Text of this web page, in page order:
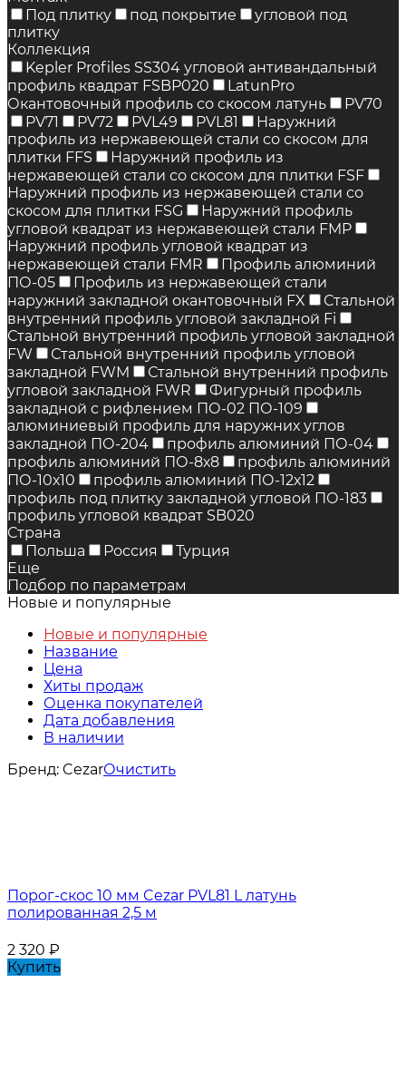
Под плитку
под покрытие
угловой под
плитку
Коллекция
Kepler Profiles SS304 угловой антивандальный
профиль квадрат FSBP020
LatunPro
Окантовочный профиль со скосом латунь
PV70
PV71
PV72 PVL49 PVL81
Наружний
профиль из нержавеющей стали со скосом для
плитки FFS
Наружний профиль из
нержавеющей стали со скосом для плитки FSF
Наружний профиль из нержавеющей стали со
скосом для плитки FSG
Наружний профиль
угловой квадрат из нержавеющей стали FMP
Наружний профиль угловой квадрат из
нержавеющей стали FMR
Профиль алюминий
ПО-05
Профиль из нержавеющей стали
наружний закладной окантовочный FX
Стальной
внутренний профиль угловой закладной Fi
Стальной внутренний профиль угловой закладной
FW
Стальной внутренний профиль угловой
закладной FWM
Стальной внутренний профиль
угловой закладной FWR
Фигурный профиль
закладной с рифлением ПО-02 ПО-109
алюминиевый профиль для наружних углов
закладной ПО-204
профиль алюминий ПО-04
профиль алюминий ПО-8х8
профиль алюминий
ПО-10х10
профиль алюминий ПО-12х12
профиль под плитку закладной угловой ПО-183
профиль угловой квадрат SB020
Страна
Польша
Россия
Турция
Еще
Подбор по параметрам
Новые и популярные
Новые и популярные
Название
Цена
Хиты продаж
Оценка покупателей
Дата добавления
В наличии
Бренд: CezarОчистить
Порог-скос 10 мм Cezar PVL81 L латунь
полированная 2,5 м
2 320 ₽
Купить